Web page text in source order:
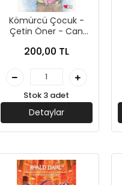
Kömürcü Çocuk -
Çetin Öner - Can
200,00 TL
Stok 3 adet
Detaylar